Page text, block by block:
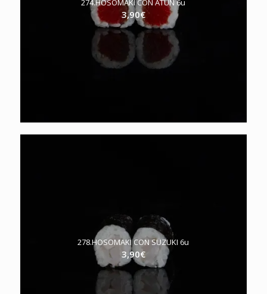
274.HOSOMAKI CON ATUN 6u
3,90€
278.HOSOMAKI CON SUZUKI 6u
3,90€